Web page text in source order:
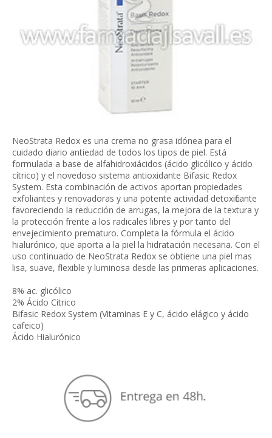
NeoStrata Redox es una crema no grasa idónea para el
cuidado diario antiedad de todos los tipos de piel. Está
formulada a base de alfahidroxiácidos (ácido glicólico y ácido
cítrico) y el novedoso sistema antioxidante Bifasic Redox
System. Esta combinación de activos aportan propiedades
exfoliantes y renovadoras y una potente actividad detoxificante
favoreciendo la reducción de arrugas, la mejora de la textura y
la protección frente a los radicales libres y por tanto del
envejecimiento prematuro. Completa la fórmula el ácido
hialurónico, que aporta a la piel la hidratación necesaria. Con el
uso continuado de NeoStrata Redox se obtiene una piel mas
lisa, suave, flexible y luminosa desde las primeras aplicaciones.
8% ac. glicólico
2% Ácido Cítrico
Bifasic Redox System (Vitaminas E y C, ácido elágico y ácido
cafeico)
Ácido Hialurónico